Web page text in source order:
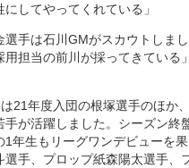
してやってくれている」
手は石川GMがスカウトしまし
用担当の前川が採ってきている
21年度入団の根塚選手のほか
手が活躍しました。シーズン終
1年生もリーグワンデビューを果
選手、プロップ紙森陽太選手、